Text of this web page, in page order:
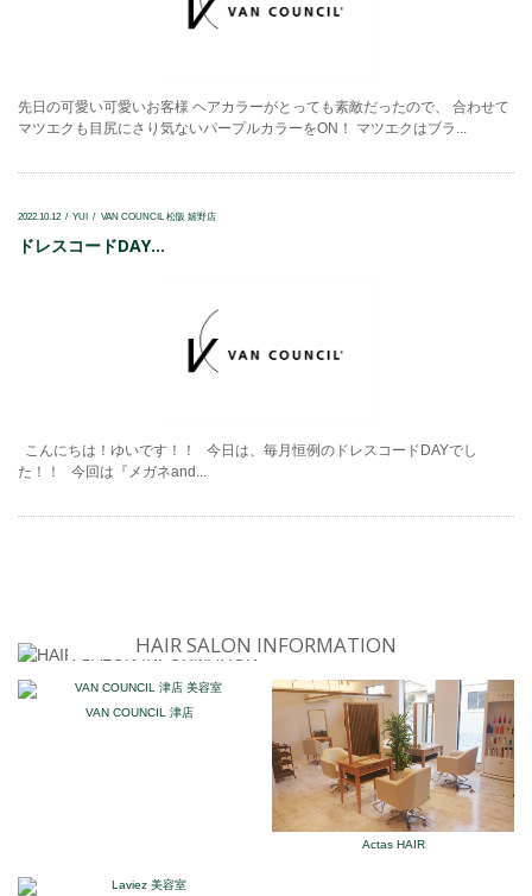
先日の可愛い可愛いお客様 ヘアカラーがとっても素敵だったので、 合わせて
マツエクも目尻にさり気ないパープルカラーをON！ マツエクはブラ...
2022.10.12 YUI VAN COUNCIL 松阪 嬉野店
ドレスコードDAY...
こんにちは！ゆいです！！ 今日は、毎月恒例のドレスコードDAYでし
た！！ 今回は『メガネand...
HAIR SALON INFORMATION
VAN COUNCIL 津店
Actas HAIR